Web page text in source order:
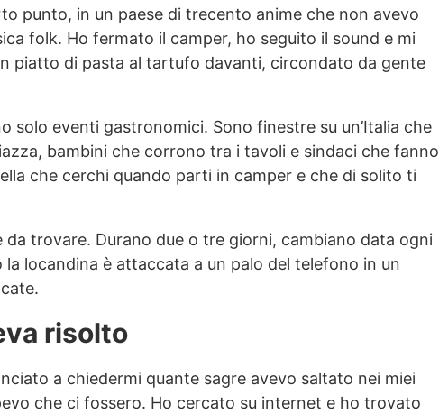
punto, in un paese di trecento anime che non avevo
folk. Ho fermato il camper, ho seguito il sound e mi
piatto di pasta al tartufo davanti, circondato da gente
solo eventi gastronomici. Sono finestre su un’Italia che
bambini che corrono tra i tavoli e sindaci che fanno
che cerchi quando parti in camper e che di solito ti
trovare. Durano due o tre giorni, cambiano data ogni
locandina è attaccata a un palo del telefono in un
risolto
a chiedermi quante sagre avevo saltato nei miei
che ci fossero. Ho cercato su internet e ho trovato